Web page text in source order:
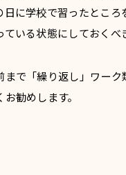
日に学校で習ったところ
いる状態にしておくべ
まで「繰り返し」ワーク
勧めします。